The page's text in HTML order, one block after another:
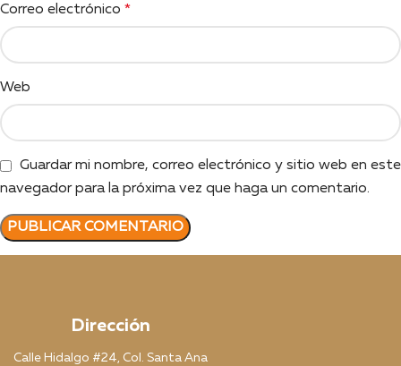
Correo electrónico *
Web
Guardar mi nombre, correo electrónico y sitio web en este
navegador para la próxima vez que haga un comentario.
Dirección
Calle Hidalgo #24, Col. Santa Ana